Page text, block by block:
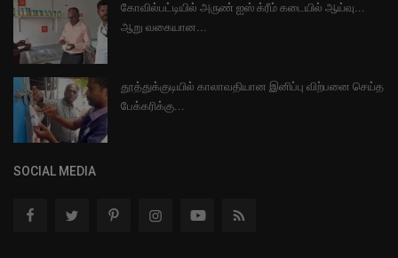
கோவில்பட்டியில் அருண் ஐஸ் க்ரீம் கடையில் ஆய்வு...
ஆறு வகையான...
தூத்துக்குடியில் காலாவதியான இனிப்பு விற்பனை செய்த
பேக்கரிக்கு...
SOCIAL MEDIA